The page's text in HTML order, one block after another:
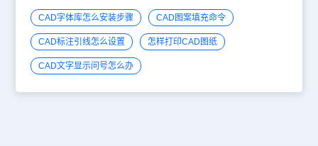
CAD字体库怎么安装步骤 CAD图案填充命令
CAD标注引线怎么设置 怎样打印CAD图纸
CAD文字显示问号怎么办